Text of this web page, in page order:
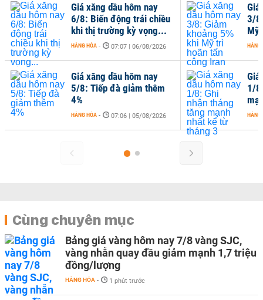
Giá xăng dầu hôm nay
6/8: Biến động trái chiều
khi thị trường kỳ vọng...
HÀNG HÓA 07:07 | 06/08/2026
Giá xăng dầu hôm nay
5/8: Tiếp đà giảm thêm
4%
07:06 | 05/08/2026
Giá xăng
3/8: Giảm
Mỹ trì hoãn
HÀNG HÓA
Giá xăng
1/8: Ghi
mạnh nhất
HÀNG HÓA
Cùng chuyên mục
Bảng giá vàng hôm nay 7/8 vàng SJC,
vàng nhẫn quay đầu giảm mạnh 1,7 triệu
đồng/lượng
HÀNG HÓA - 1 phút trước